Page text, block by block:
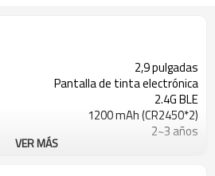
2,9 pulgadas
Pantalla de tinta electrónica
2.4G BLE
1200 mAh (CR2450*2)
2~3 años
VER MÁS